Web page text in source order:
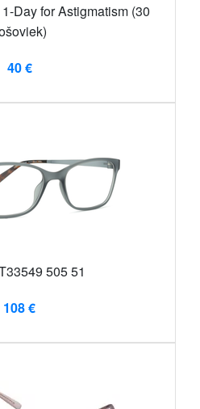
Day for Astigmatism (30
40 €
505 51
108 €